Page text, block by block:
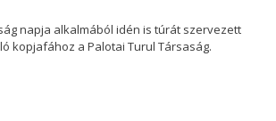
napja alkalmából idén is túrát szervezett
kopjafához a Palotai Turul Társaság.